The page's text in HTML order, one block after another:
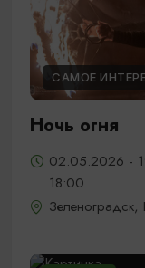
САМОЕ
Ночь огня
02.05.2026 -
18:00
Зеленоградск,